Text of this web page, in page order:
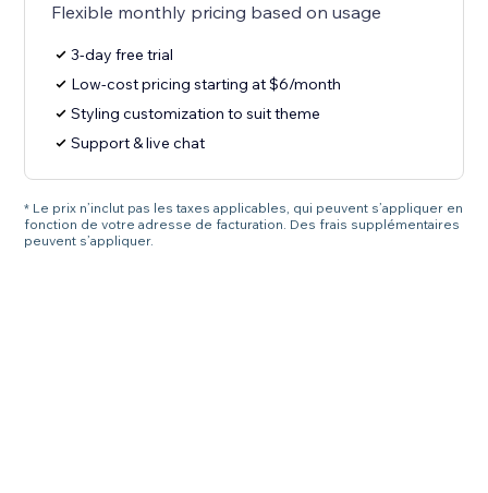
Flexible monthly pricing based on usage
3-day free trial
Low-cost pricing starting at $6/month
Styling customization to suit theme
Support & live chat
* Le prix n’inclut pas les taxes applicables, qui peuvent s’appliquer en
fonction de votre adresse de facturation. Des frais supplémentaires
peuvent s’appliquer.